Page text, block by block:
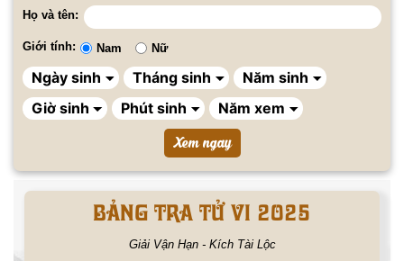
Họ và tên:
Giới tính: Nam Nữ
BẢNG TRA TỬ VI 2025
Giải Vận Hạn - Kích Tài Lộc